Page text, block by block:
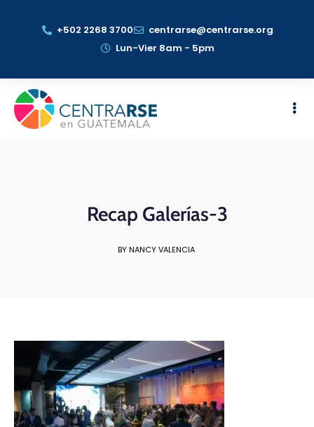
+502 2268 3700
centrarse@centrarse.org
Lun-Vier 8am - 5pm
Recap Galerías-3
BY NANCY VALENCIA